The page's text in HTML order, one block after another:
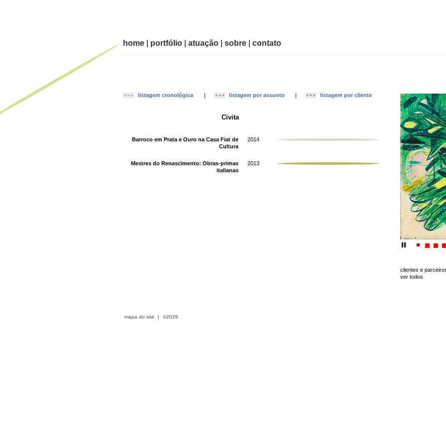
home portfólio atuação sobre contato
listagem cronológica | listagem por assunto | listagem por cliente
Civita
Barroco em Prata e Ouro na Casa Fiat de
Cultura
2014
Mestres do Renascimento: Obras-primas
italianas
2013
clientes e
ver todos
mapa do site | ©2026